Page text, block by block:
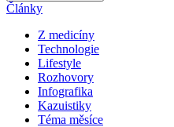
Články
Z medicíny
Technologie
Lifestyle
Rozhovory
Infografika
Kazuistiky
Téma měsíce